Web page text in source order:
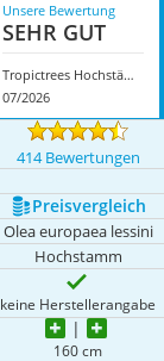
Unsere Bewertung
SEHR GUT
Tropictrees Hochstämmiger Olivenbaum Kugelbaum
07/2026
414 Bewertungen
Preis­vergleich
Olea europaea lessini
Hochstamm
keine Herstellerangabe
160 cm